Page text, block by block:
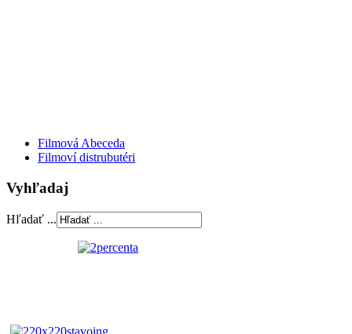
Filmová Abeceda
Filmoví distrubutéri
Vyhľadaj
Hľadať ...